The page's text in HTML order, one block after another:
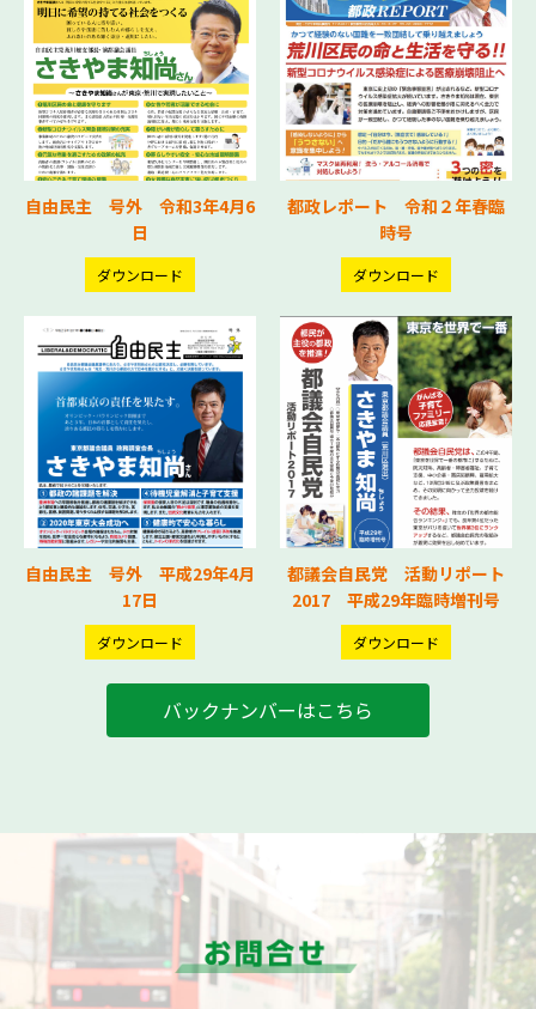
自由民主 号外 令和3年4月6
日
ダウンロード
都政レポート 令和２年春臨
時号
ダウンロード
自由民主 号外 平成29年4月
17日
ダウンロード
都議会自民党 活動リポート
2017 平成29年臨時増刊号
ダウンロード
バックナンバーはこちら